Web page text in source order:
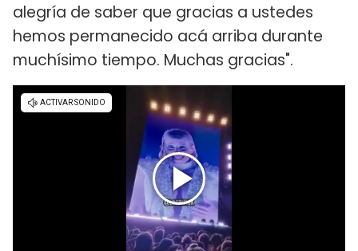
alegría de saber que gracias a ustedes
hemos permanecido acá arriba durante
muchísimo tiempo. Muchas gracias".